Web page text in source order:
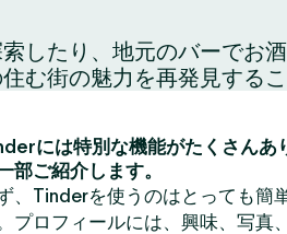
したり、地元のバーでお
む街の魅力を再発見するこ
には特別な機能がたくさん
部ご紹介します。
、Tinderを使うのはとっても簡単
プロフィールには、興味、写真